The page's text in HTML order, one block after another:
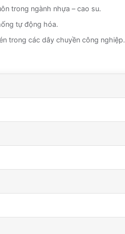
trong ngành nhựa – cao su.
tự động hóa.
trong các dây chuyền công nghiệp.